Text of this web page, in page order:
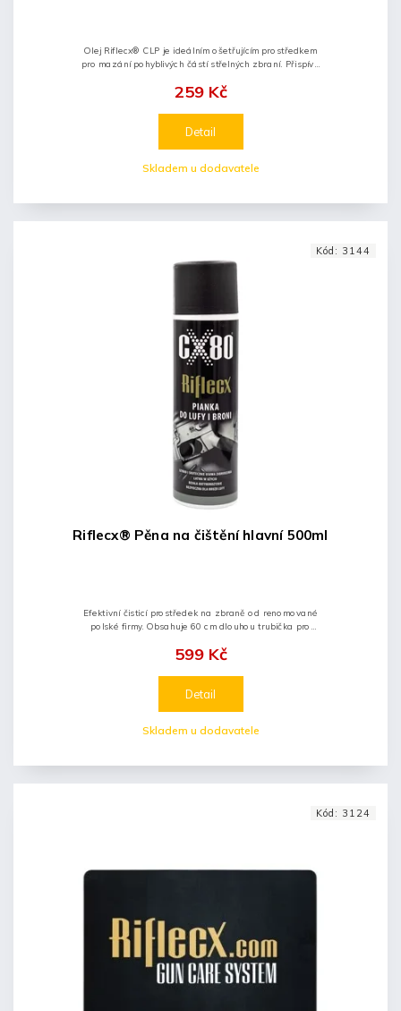
Skladem u dodavatele
259 Kč
Detail
Olej Riflecx® CLP je ideálním ošetřujícím prostředkem
pro mazání pohyblivých částí střelných zbraní. Přispívá
pro...
Riflecx® Pěna na čištění hlavní 500ml
Skladem u dodavatele
599 Kč
Detail
Efektivní čisticí prostředek na zbraně od renomované
polské firmy. Obsahuje 60 cm dlouhou trubička pro
Kód: 3144
Kód: 3124